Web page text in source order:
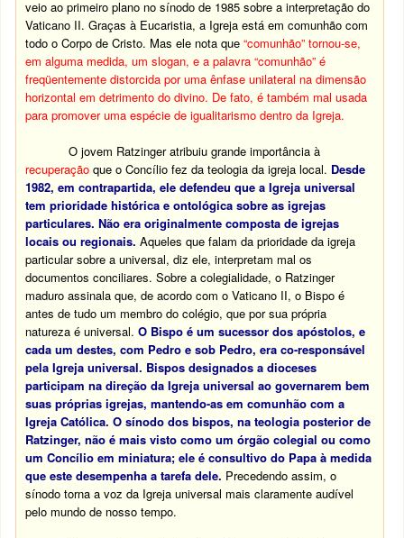
veio ao primeiro plano no sínodo de 1985 sobre a interpretação do
Vaticano II. Graças à Eucaristia, a Igreja está em comunhão com
todo o Corpo de Cristo. Mas ele nota que“comunhão” tornou-se,
em alguma medida, um slogan, e a palavra “comunhão” é
freqüentemente distorcida por uma ênfase unilateral na dimensão
horizontal em detrimento do divino. De fato, é também mal usada
para promover uma espécie de igualitarismo dentro da Igreja.
O jovem Ratzinger atribuiu grande importância à
recuperação que o Concílio fez da teologia da igreja local. Desde
1982, em contrapartida, ele defendeu que a Igreja universal
tem prioridade histórica e ontológica sobre as igrejas
particulares. Não era originalmente composta de igrejas
locais ou regionais.Aqueles que falam da prioridade da igreja
particular sobre a universal, diz ele, interpretam mal os
documentos conciliares. Sobre a colegialidade, o Ratzinger
maduro assinala que, de acordo com o Vaticano II, o Bispo é
antes de tudo um membro do colégio, que por sua própria
natureza é universal. O Bispo é um sucessor dos apóstolos, e
cada um destes, com Pedro e sob Pedro, era co-responsável
pela Igreja universal. Bispos designados a dioceses
participam na direção da Igreja universal ao governarem bem
suas próprias igrejas, mantendo-as em comunhão com a
Igreja Católica. O sínodo dos bispos, na teologia posterior de
Ratzinger, não é mais visto como um órgão colegial ou como
um Concílio em miniatura; ele é consultivo do Papa à medida
que este desempenha a tarefa dele. Precedendo assim, o
sínodo torna a voz da Igreja universal mais claramente audível
pelo mundo de nosso tempo.